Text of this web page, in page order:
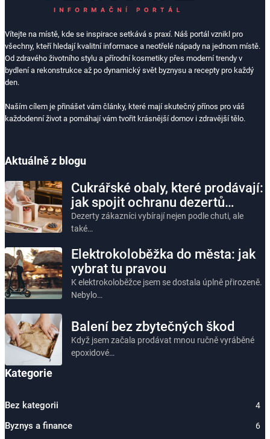
Vítejte na místě, kde se inspirace setkává s praxí. Náš portál vznikl pro
všechny, kteří hledají kvalitní informace a neotřelé nápady na jednom místě.
Od zdravého životního stylu a přírodní kosmetiky přes moderní trendy v
bydlení a rekonstrukce až po dynamický svět byznysu a recepty pro každý
den.
Naším cílem je přinášet vám články, které mají skutečný přínos pro váš
každodenní život a pomáhají vám tvořit krásnější domov i zdravější tělo.
Aktuálně z blogu
Cukrářské obaly, které prodávají:
jak spojit ochranu dezertů…
Dezerty zákazníci vybírají nejen podle chuti, ale
také…
Elektrokoloběžka do města: jak
vybrat tu pravou
K elektrokoloběžce jsem se dostala úplně přirozeně.
Nebylo…
Balení bez zbytečných škod
Když jsem začala prodávat mnou ručně vyráběné
epoxidové…
Kategorie
Bez kategorii 4
Byznys a finance 6